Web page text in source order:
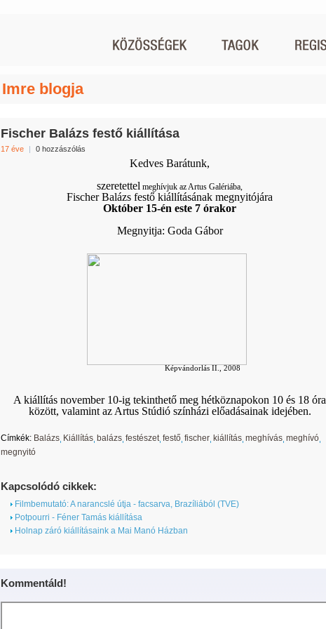
Imre blogja
Fischer Balázs festő kiállítása
17 éve | 0 hozzászólás
Kedves Barátunk,
szeretettel meghívjuk az Artus Galériába,
Fischer Balázs festő kiállításának megnyitójára
Október 15-én este 7 órakor
Megnyitja: Goda Gábor
Képvándorlás II., 2008
A kiállítás november 10-ig tekinthető meg hétköznapokon 10 és 18 óra
között, valamint az Artus Stúdió színházi előadásainak idejében.
Címkék: Balázs Kiállítás balázs festészet festő fischer kiállítás meghívás meghívó
megnyitó
Kapcsolódó cikkek:
Filmbemutató: A narancslé útja - facsarva, Brazíliából (TVE)
Potpourri - Féner Tamás kiállítása
Holnap záró kiállításaink a Mai Manó Házban
Kommentáld!